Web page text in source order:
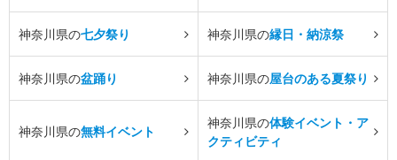
神奈川県の七夕祭り 神奈川県の縁日・納涼祭
神奈川県の盆踊り 神奈川県の屋台のある夏祭り
神奈川県の無料イベント
神奈川県の体験イベント・ア
クティビティ